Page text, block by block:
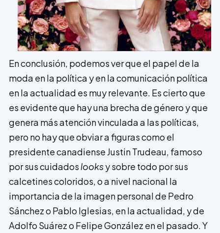
En conclusión, podemos ver que el papel de la
moda en la política y en la comunicación política
en la actualidad es muy relevante. Es cierto que
es evidente que hay una brecha de género y que
genera más atención vinculada a las políticas,
pero no hay que obviar a figuras como el
presidente canadiense Justin Trudeau, famoso
por sus cuidados looksy sobre todo por sus
calcetines coloridos, o a nivel nacional la
importancia de la imagen personal de Pedro
Sánchez o Pablo Iglesias, en la actualidad, y de
Adolfo Suárez o Felipe González en el pasado. Y